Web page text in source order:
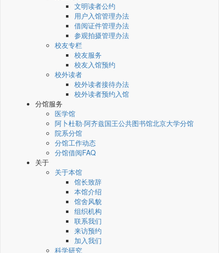
文明读者公约
用户入馆管理办法
借阅证件管理办法
参观拍摄管理办法
校友专栏
校友服务
校友入馆预约
校外读者
校外读者接待办法
校外读者预约入馆
分馆服务
医学馆
阿卜杜勒·阿齐兹国王公共图书馆北京大学分馆
院系分馆
分馆工作动态
分馆借阅FAQ
关于
关于本馆
馆长致辞
本馆介绍
馆舍风貌
组织机构
联系我们
来访预约
加入我们
科学研究